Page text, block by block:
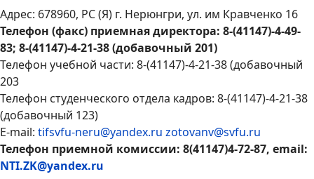
Адрес: 678960, РС (Я) г. Нерюнгри, ул. им Кравченко 16
Телефон (факс) приемная директора: 8-(41147)-4-49-
83; 8-(41147)-4-21-38 (добавочный 201)
Телефон учебной части: 8-(41147)-4-21-38 (добавочный
203
Телефон студенческого отдела кадров: 8-(41147)-4-21-38
(добавочный 123)
E-mail: tifsvfu-neru@yandex.ru zotovanv@svfu.ru
Телефон приемной комиссии: 8(41147)4-72-87, email:
NTI.ZK@yandex.ru